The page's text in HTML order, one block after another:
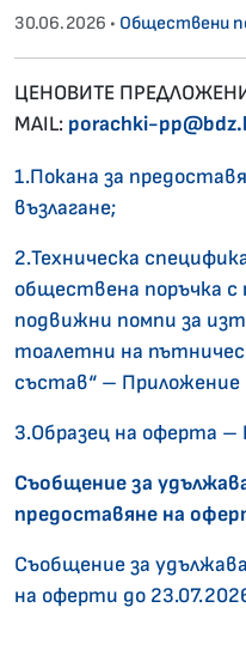
30.06.2026 • Обществени
ЦЕНОВИТЕ
MAIL: porachki-
1.Покана за
възлагане;
2.Техническа
обществена поръчка
подвижни помпи за
тоалетни на
състав“ –
3.Образец на оферта
Съобщение за
предоставяне на
Съобщение за
на оферти до